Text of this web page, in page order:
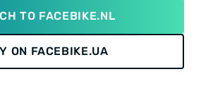
TO FACEBIKE.NL
ON FACEBIKE.UA